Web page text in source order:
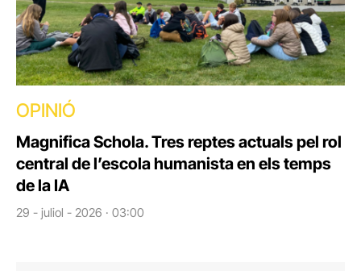
OPINIÓ
Magnifica Schola. Tres reptes actuals pel rol
central de l’escola humanista en els temps
de la IA
29 - juliol - 2026 · 03:00